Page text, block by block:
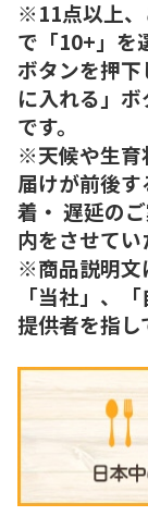
※11点以上、
で「10+」を
ボタンを押
に入れる」
です。
※天候や生育
届けが前後
着・ 遅延の
内をさせてい
※商品説明文
「当社」、
提供者を指し